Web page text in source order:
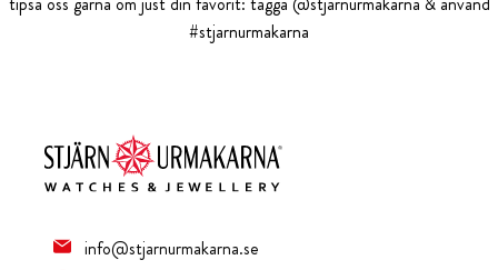
#stjarnurmakarna
info@stjarnurmakarna.se